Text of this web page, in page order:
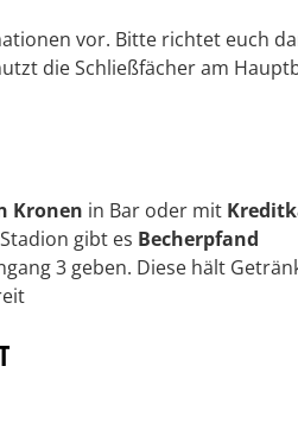
vor. Bitte richtet euch
die Schließfächer am
Kronen in Bar oder mit
gibt es Becherpfand
3 geben. Diese hält